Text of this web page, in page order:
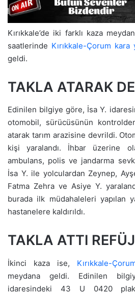
Kırıkkale’de iki farklı kaza
saatlerinde Kırıkkale-Çorum kara
geldi.
TAKLA ATARAK
Edinilen bilgiye göre, İsa Y.
otomobil, sürücüsünün
atarak tarım arazisine devrildi.
kişi yaralandı. İhbar üzerine
ambulans, polis ve jandarma
İsa Y. ile yolculardan Zeynep,
Fatma Zehra ve Asiye Y.
burada ilk müdahaleleri yapılan
hastanelere kaldırıldı.
TAKLA ATTI
İkinci kaza ise, Kırıkkale-
meydana geldi. Edinilen
idaresindeki 43 U 0420